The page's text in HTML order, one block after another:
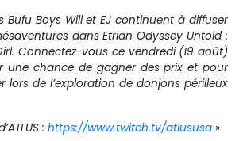
Bufu Boys Will et EJ continuent à diffuser
dans Etrian Odyssey Untold :
Connectez-vous ce vendredi (19 août)
une chance de gagner des prix et pour
lors de l’exploration de donjons périlleux
: https://www.twitch.tv/atlususa »